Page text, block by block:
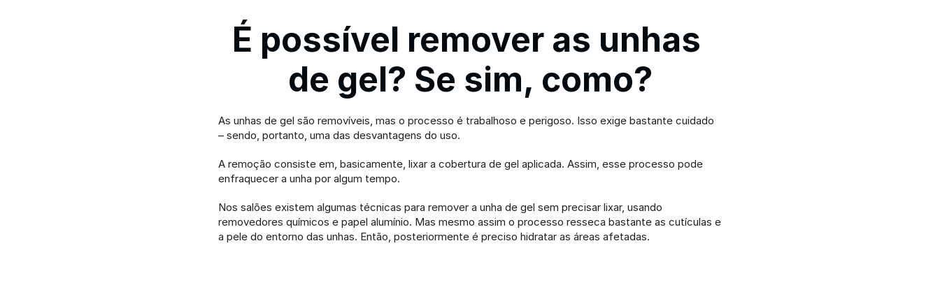
É possível remover as unhas
de gel? Se sim, como?
As unhas de gel são removíveis, mas o processo é trabalhoso e perigoso. Isso exige bastante cuidado
– sendo, portanto, uma das desvantagens do uso.
A remoção consiste em, basicamente, lixar a cobertura de gel aplicada. Assim, esse processo pode
enfraquecer a unha por algum tempo.
Nos salões existem algumas técnicas para remover a unha de gel sem precisar lixar, usando
removedores químicos e papel alumínio. Mas mesmo assim o processo resseca bastante as cutículas e
a pele do entorno das unhas. Então, posteriormente é preciso hidratar as áreas afetadas.